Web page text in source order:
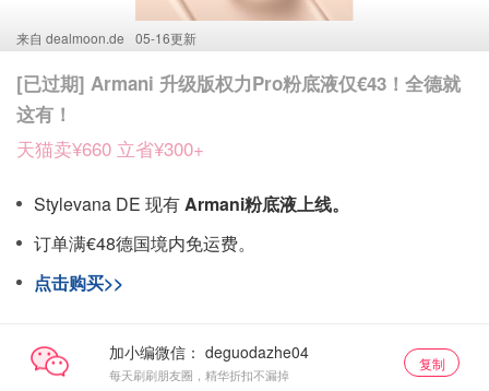
来自 dealmoon.de 05-16更新
[已过期] Armani 升级版权力Pro粉底液仅€43！全德就
这有！
天猫卖¥660 立省¥300+
Stylevana DE 现有Armani粉底液上线。
订单满€48德国境内免运费。
点击购买>>
加小编微信：
每天刷刷朋友圈，精华折扣不漏掉
复制